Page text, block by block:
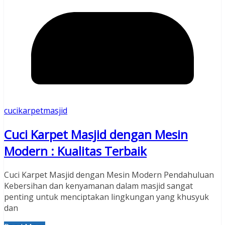
cucikarpetmasjid
Cuci Karpet Masjid dengan Mesin
Modern : Kualitas Terbaik
Cuci Karpet Masjid dengan Mesin Modern Pendahuluan
Kebersihan dan kenyamanan dalam masjid sangat
penting untuk menciptakan lingkungan yang khusyuk
dan